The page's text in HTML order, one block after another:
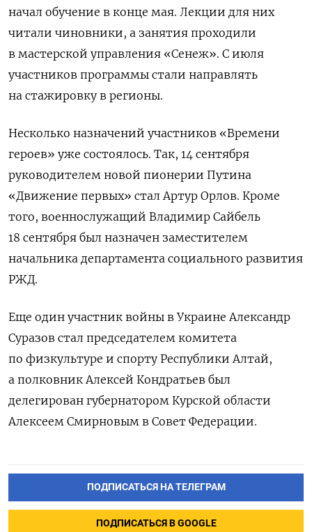
начал обучение в конце мая. Лекции для них
читали чиновники, а занятия проходили
в мастерской управления «Сенеж». С июля
участников программы стали направлять
на стажировку в регионы.
Несколько назначений участников «Времени
героев» уже состоялось. Так, 14 сентября
руководителем новой пионерии Путина
«Движение первых» стал Артур Орлов. Кроме
того, военнослужащий Владимир Сайбель
18 сентября был назначен заместителем
начальника департамента социального развития
РЖД.
Еще один участник войны в Украине Александр
Суразов стал председателем комитета
по физкультуре и спорту Республики Алтай,
а полковник Алексей Кондратьев был
делегирован губернатором Курской области
Алексеем Смирновым в Совет Федерации.
ПОДПИСАТЬСЯ НА ТЕЛЕГРАМ
ПОДПИСАТЬСЯ В GOOGLE